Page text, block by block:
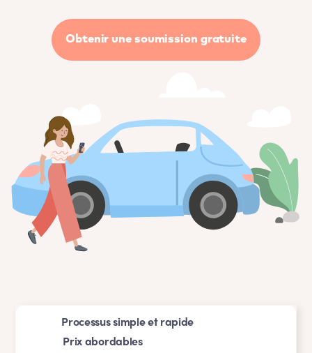
Obtenir une soumission gratuite
Processus simple et rapide
Prix abordables